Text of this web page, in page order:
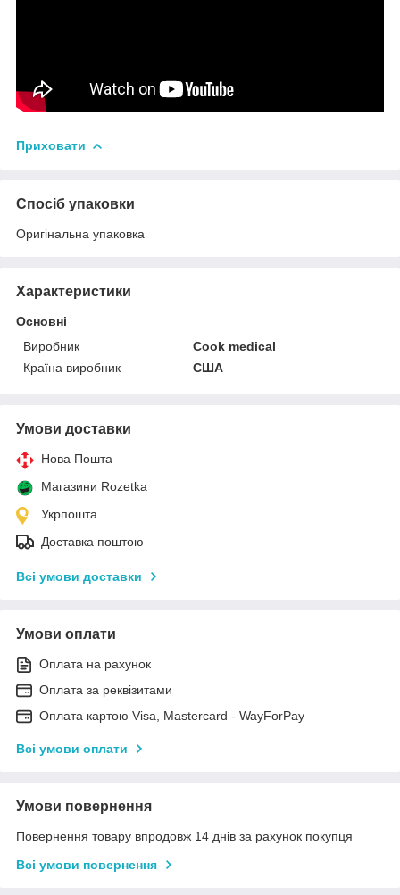
Приховати
Спосіб упаковки
Оригінальна упаковка
Характеристики
Основні
Виробник
Cook medical
Країна виробник
США
Умови доставки
Нова Пошта
Магазини Rozetka
Укрпошта
Доставка поштою
Всі умови доставки
Умови оплати
Оплата на рахунок
Оплата за реквізитами
Оплата картою Visa, Mastercard - WayForPay
Всі умови оплати
Умови повернення
Повернення товару впродовж 14 днів за рахунок покупця
Всі умови повернення